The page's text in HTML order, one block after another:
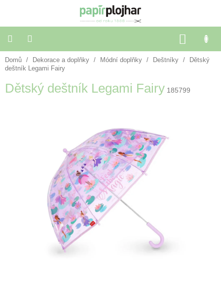
KOŠÍK
Balení
dárků
Dekorace
Domů / Dekorace a doplňky / Módní doplňky / Deštníky /
Dětský
deštník Legami Fairy
Dětský deštník Legami Fairy 185799